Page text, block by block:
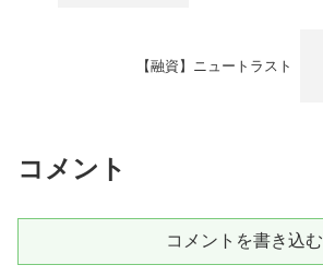
【融資】ニュートラスト
コメント
コメントを書き込む